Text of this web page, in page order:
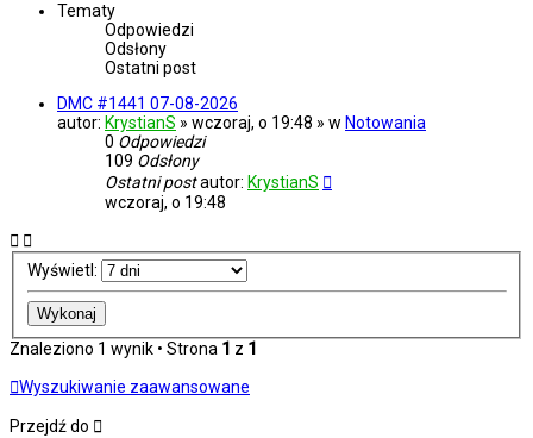
Tematy
Odpowiedzi
Odsłony
Ostatni post
DMC #1441 07-08-2026
autor: KrystianS » wczoraj, o 19:48 » w Notowania
0 Odpowiedzi
109 Odsłony
Ostatni postautor: KrystianS
wczoraj, o 19:48
Wyświetl:
Znaleziono 1 wynik • Strona 1 z 1
Wyszukiwanie zaawansowane
Przejdź do